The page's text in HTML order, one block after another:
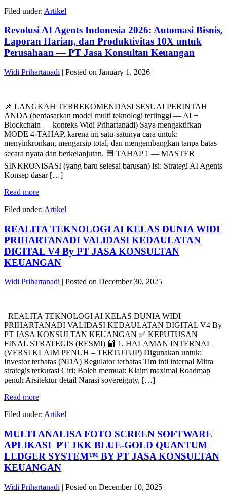
&
KONSULTAN
KONSULTAN
KEUANGAN
YANG
DI
DI
&
BEKASI
Filed under: Artikel
Revolusi AI Agents Indonesia 2026: Automasi Bisnis,
Laporan Harian, dan Produktivitas 10X untuk
Perusahaan — PT Jasa Konsultan Keuangan
Widi Prihartanadi | Posted on January 1, 2026 |
Agents
Indonesia
2026:
Automasi
Bisnis,
Laporan
Harian,
dan
Produktivitas
10X
untuk
Perusahaan
PT
Jasa
Konsultan
Keuangan
📌 LANGKAH TERREKOMENDASI SESUAI PERINTAH
ANDA (berdasarkan model multi teknologi tertinggi — AI +
Blockchain — konteks Widi Prihartanadi) Saya mengaktifkan
MODE 4-TAHAP, karena ini satu-satunya cara untuk:
menyinkronkan, mengarsip total, dan mengembangkan tanpa batas
secara nyata dan berkelanjutan. 🟦 TAHAP 1 — MASTER
SINKRONISASI (yang baru selesai barusan) Isi: Strategi AI Agents
Konsep dasar […]
Read moreRevolusi
Agents
2026:
Automasi
Bisnis,
Laporan
Harian,
Produktivitas
—
PT
Jasa
Konsultan
Keuangan
Filed under: Artikel
REALITA TEKNOLOGI AI KELAS DUNIA WIDI
PRIHARTANADI VALIDASI KEDAULATAN
DIGITAL V4 By PT JASA KONSULTAN
KEUANGAN
Widi Prihartanadi Posted on December 30, 2025
AI
KELAS
DUNIA
WIDI
PRIHARTANADI
VALIDASI
KEDAULATAN
DIGITAL
By
JASA
KEUANGAN
REALITA TEKNOLOGI AI KELAS DUNIA WIDI
PRIHARTANADI VALIDASI KEDAULATAN DIGITAL V4 By
PT JASA KONSULTAN KEUANGAN ✅ KEPUTUSAN
FINAL STRATEGIS (RESMI) 🔐 1. HALAMAN INTERNAL
(VERSI KLAIM PENUH – TERTUTUP) Digunakan untuk:
Investor terbatas (NDA) Regulator terbatas Tim inti internal Mitra
strategis terkurasi Ciri: Boleh memuat: Klaim maximal Roadmap
penuh Arsitektur detail Narasi sovereignty, […]
Read moreREALITA
AI
DUNIA
WIDI
PRIHARTANADI
VALIDASI
KEDAULATAN
V4
Filed under: Artikel
MULTI ANALISA FOTO SCREEN SOFTWARE
APLIKASI PT JKK BLUE-GOLD QUANTUM
LEDGER SYSTEM™ BY PT JASA KONSULTAN
KEUANGAN
Widi Prihartanadi | Posted on December 10, 2025 |